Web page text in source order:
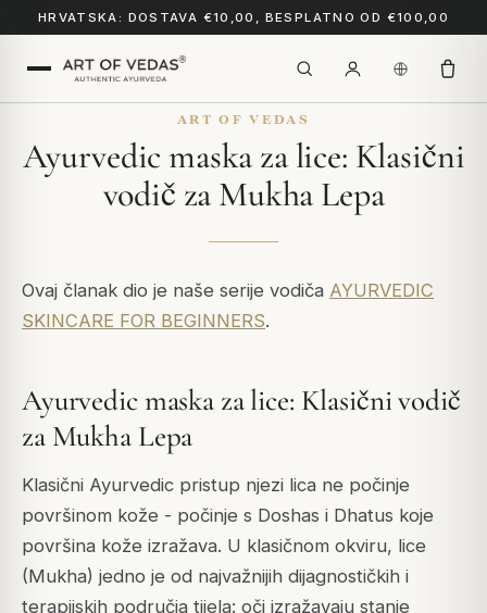
HRVATSKA: DOSTAVA €10,00, BESPLATNO OD €100,00
ART OF VEDAS
Ayurvedic maska za lice: Klasični
vodič za Mukha Lepa
Ovaj članak dio je naše serije vodiča AYURVEDIC
SKINCARE FOR BEGINNERS.
Ayurvedic maska za lice: Klasični vodič
za Mukha Lepa
Klasični Ayurvedic pristup njezi lica ne počinje
površinom kože - počinje s Doshas i Dhatus koje
površina kože izražava. U klasičnom okviru, lice
(Mukha) jedno je od najvažnijih dijagnostičkih i
terapijskih područja tijela: oči izražavaju stanje